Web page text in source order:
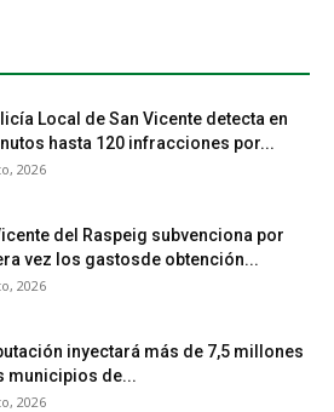
Local de San Vicente detecta en
hasta 120 infracciones por...
2026
del Raspeig subvenciona por
vez los gastosde obtención...
2026
inyectará más de 7,5 millones
municipios de...
2026